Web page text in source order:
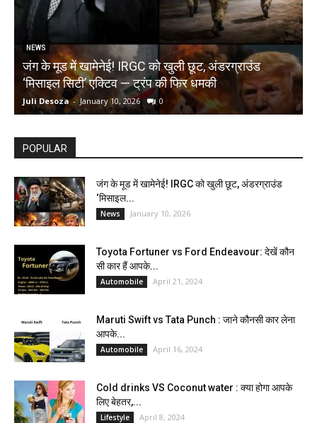
NEWS
जंग के मूड में खामेनेई! IRGC को खुली छूट, अंडरग्राउंड
‘मिसाइल सिटी’ एक्टिव — ट्रंप की फिर धमकी
Juli Desoza - January 10, 2026 0
POPULAR
जंग के मूड में खामेनेई! IRGC को खुली छूट, अंडरग्राउंड
‘मिसाइल...
News January 10, 2026
Toyota Fortuner vs Ford Endeavour: देखें कौन
सी कार हैं आपके...
Automobile April 21, 2024
Maruti Swift vs Tata Punch : जाने कौनसी कार लेना
आपके...
Automobile April 16, 2024
Cold drinks VS Coconut water : क्या होगा आपके
लिए बेहतर,...
Lifestyle April 8, 2024